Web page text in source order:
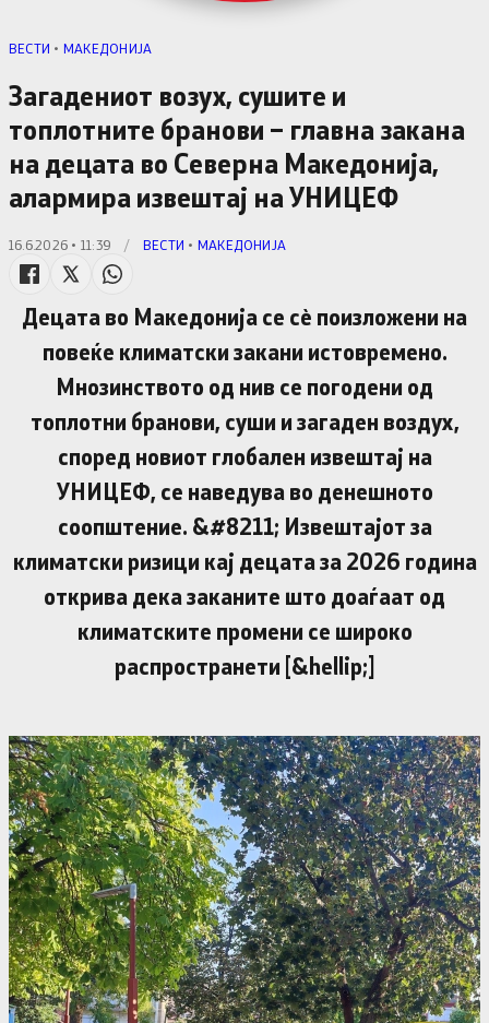
ВЕСТИ • МАКЕДОНИЈА
Загадениот возух, сушите и
топлотните бранови – главна закана
на децата во Северна Македонија,
алармира извештај на УНИЦЕФ
16.6.2026 • 11:39 / ВЕСТИ • МАКЕДОНИЈА
Децата во Македонија се сè поизложени на
повеќе климатски закани истовремено.
Мнозинството од нив се погодени од
топлотни бранови, суши и загаден воздух,
според новиот глобален извештај на
УНИЦЕФ, се наведува во денешното
соопштение. &#8211; Извештајот за
климатски ризици кај децата за 2026 година
открива дека заканите што доаѓаат од
климатските промени се широко
распространети [&hellip;]